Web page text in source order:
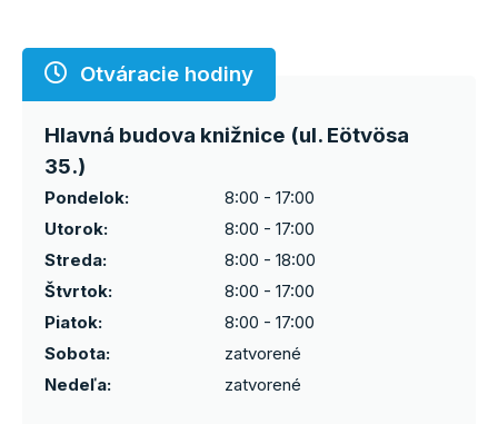
Otváracie hodiny
Hlavná budova knižnice (ul. Eötvösa
35.)
Pondelok:
8:00 - 17:00
Utorok:
8:00 - 17:00
Streda:
8:00 - 18:00
Štvrtok:
8:00 - 17:00
Piatok:
8:00 - 17:00
Sobota:
zatvorené
Nedeľa:
zatvorené